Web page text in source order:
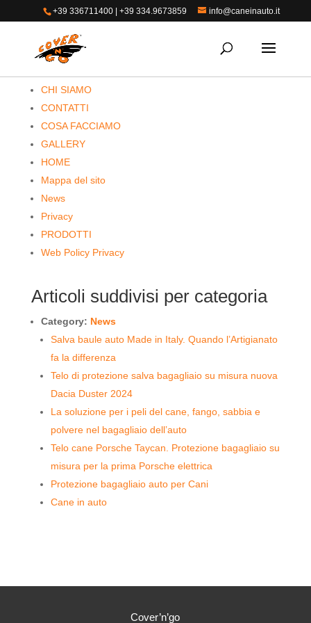
+39 336711400 |+39 334.9673859 info@caneinauto.it
Pagine
CHI SIAMO
CONTATTI
COSA FACCIAMO
GALLERY
HOME
Mappa del sito
News
Privacy
PRODOTTI
Web Policy Privacy
Articoli suddivisi per categoria
Category: News
Salva baule auto Made in Italy. Quando l’Artigianato
fa la differenza
Telo di protezione salva bagagliaio su misura nuova
Dacia Duster 2024
La soluzione per i peli del cane, fango, sabbia e
polvere nel bagagliaio dell’auto
Telo cane Porsche Taycan. Protezione bagagliaio su
misura per la prima Porsche elettrica
Protezione bagagliaio auto per Cani
Cane in auto
Cover’n’go